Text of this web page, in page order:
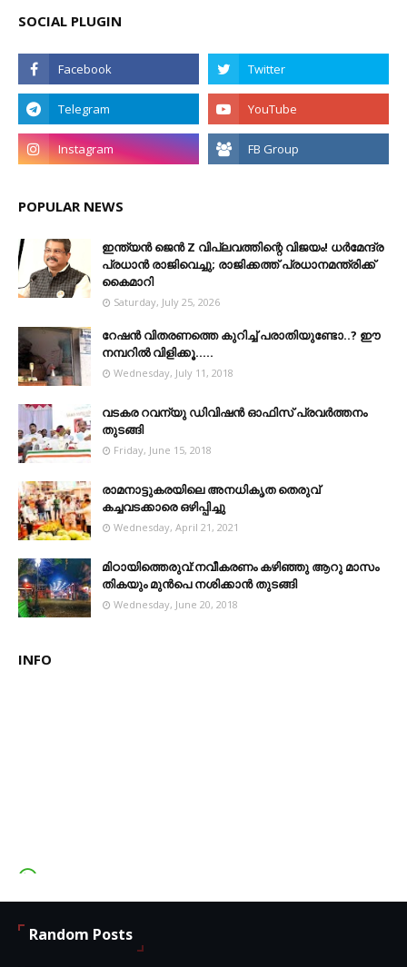
SOCIAL PLUGIN
POPULAR NEWS
ഇന്ത്യൻ ജെൻ Z വിപ്ലവത്തിന്റെ വിജയം! ധർമേന്ദ്ര
പ്രധാൻ രാജിവെച്ചു; രാജിക്കത്ത് പ്രധാനമന്ത്രിക്ക്
കൈമാറി
Saturday, July 25, 2026
റേഷൻ വിതരണത്തെ കുറിച്ച് പരാതിയുണ്ടോ..? ഈ
നമ്പറില്‍ വിളിക്കൂ.....
Wednesday, July 11, 2018
വടകര റവന്യു ഡിവിഷൻ ഓഫിസ് പ്രവർത്തനം
തുടങ്ങി
Friday, June 15, 2018
രാമനാട്ടുകരയിലെ അനധികൃത തെരുവ്
കച്ചവടക്കാരെ ഒഴിപ്പിച്ചു
Wednesday, April 21, 2021
മിഠായിത്തെരുവ്:നവീകരണം കഴിഞ്ഞു ആറു മാസം
തികയും മുൻപെ നശിക്കാൻ തുടങ്ങി
Wednesday, June 20, 2018
INFO
FB.com/groups/thecalicut
Random Posts